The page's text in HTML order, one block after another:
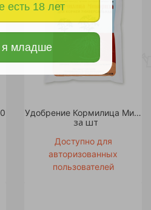
есть 18 лет
я младше
Удобрение Кормилица Микориза для корней универсальная 1 л /18
за шт
Доступно для
авторизованных
пользователей